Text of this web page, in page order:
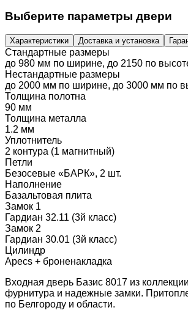
Выберите параметры двери
Характеристики Доставка и установка
Стандартные размеры
до 980 мм по ширине, до 2150 по
Нестандартные размеры
до 2000 мм по ширине, до 3000 мм по
Толщина полотна
90 мм
Толщина металла
1.2 мм
Уплотнитель
2 контура (1 магнитный)
Петли
Безосевые «БАРК», 2 шт.
Наполнение
Базальтовая плита
Замок 1
Гардиан 32.11 (3й класс)
Замок 2
Гардиан 30.01 (3й класс)
Цилиндр
Apecs + броненакладка
Входная дверь Базис 8017 из
фурнитура и надежные замки.
по Белгороду и области.